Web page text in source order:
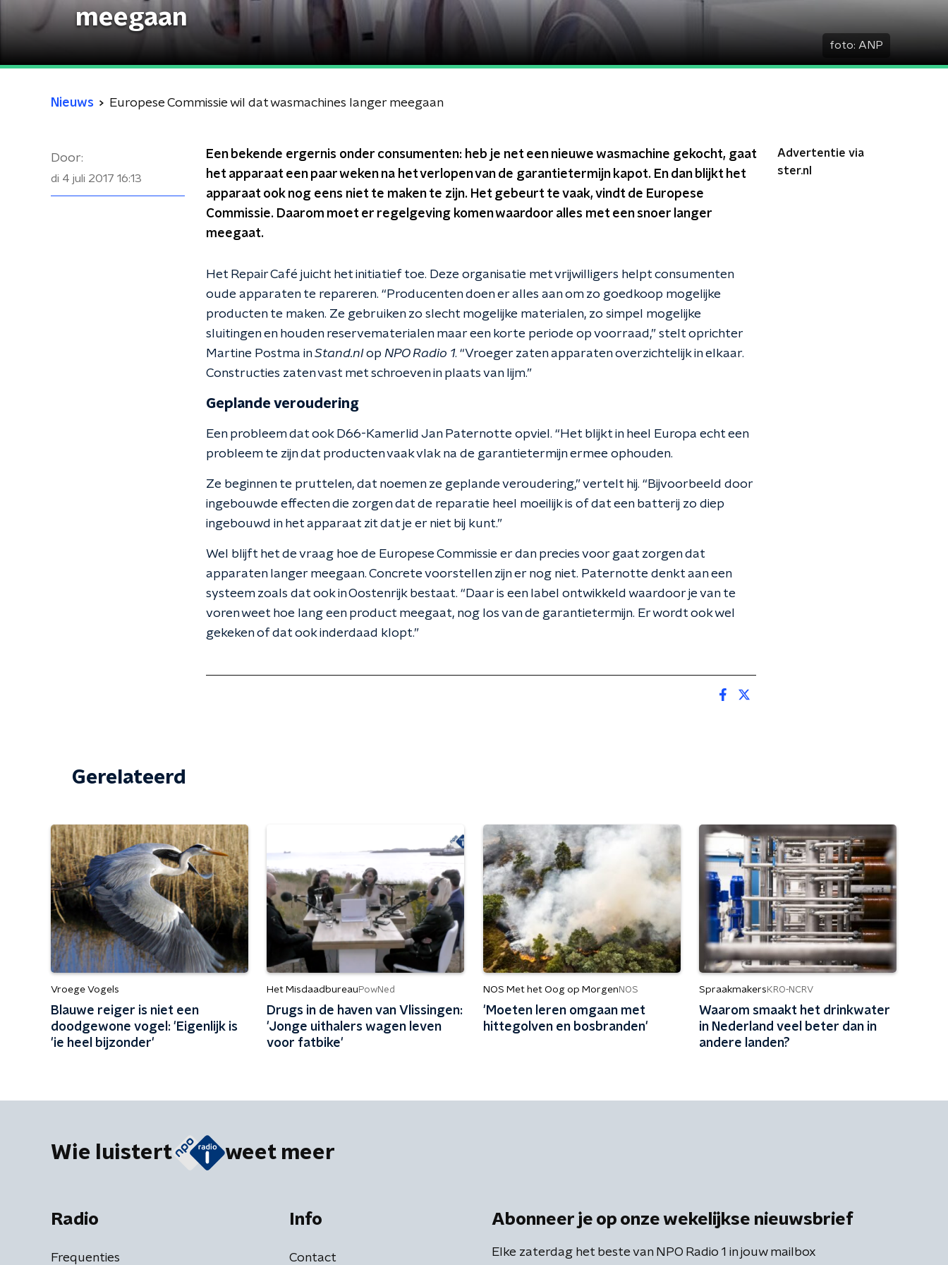
meegaan
foto: ANP
Nieuws Europese Commissie wil dat wasmachines langer meegaan
Door:
di 4 juli 2017 16:13
Een bekende ergernis onder consumenten: heb je net een nieuwe wasmachine gekocht, gaat
het apparaat een paar weken na het verlopen van de garantietermijn kapot. En dan blijkt het
apparaat ook nog eens niet te maken te zijn. Het gebeurt te vaak, vindt de Europese
Commissie. Daarom moet er regelgeving komen waardoor alles met een snoer langer
meegaat.
Het Repair Café juicht het initiatief toe. Deze organisatie met vrijwilligers helpt consumenten
oude apparaten te repareren. “Producenten doen er alles aan om zo goedkoop mogelijke
producten te maken. Ze gebruiken zo slecht mogelijke materialen, zo simpel mogelijke
sluitingen en houden reservematerialen maar een korte periode op voorraad,” stelt oprichter
Martine Postma inStand.nlop NPO Radio 1. “Vroeger zaten apparaten overzichtelijk in elkaar.
Constructies zaten vast met schroeven in plaats van lijm.”
Geplande veroudering
Een probleem dat ook D66-Kamerlid Jan Paternotte opviel. “Het blijkt in heel Europa echt een
probleem te zijn dat producten vaak vlak na de garantietermijn ermee ophouden.
Ze beginnen te pruttelen, dat noemen ze geplande veroudering,” vertelt hij. “Bijvoorbeeld door
ingebouwde effecten die zorgen dat de reparatie heel moeilijk is of dat een batterij zo diep
ingebouwd in het apparaat zit dat je er niet bij kunt.”
Wel blijft het de vraag hoe de Europese Commissie er dan precies voor gaat zorgen dat
apparaten langer meegaan. Concrete voorstellen zijn er nog niet. Paternotte denkt aan een
systeem zoals dat ook in Oostenrijk bestaat. “Daar is een label ontwikkeld waardoor je van te
voren weet hoe lang een product meegaat, nog los van de garantietermijn. Er wordt ook wel
gekeken of dat ook inderdaad klopt.”
Advertentie via
ster.nl
Gerelateerd
Vroege Vogels
Blauwe reiger is niet een
doodgewone vogel: 'Eigenlijk is
'ie heel bijzonder'
Het Misdaadbureau PowNed
Drugs in de haven van Vlissingen:
'Jonge uithalers wagen leven
voor fatbike'
NOS Met het Oog op Morgen NOS
'Moeten leren omgaan met
hittegolven en bosbranden'
Spraakmakers KRO-NCRV
Waarom smaakt het drinkwater
in Nederland veel beter dan in
andere landen?
Wie luistert weet meer
Radio
Frequenties
Info
Contact
Abonneer je op onze wekelijkse nieuwsbrief
Elke zaterdag het beste van NPO Radio 1 in jouw mailbox